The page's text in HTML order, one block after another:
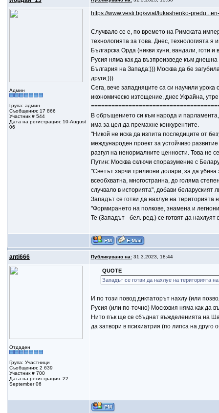
Админ
Група: админ
Съобщения: 17 866
Участник # 544
Дата на регистрация: 10-August
06
https://www.vesti.bg/sviat/lukashenko-
Случвало се е, по времето на Римската
технологията за това. Днес, технологията
Българска Орда (никви хуни, вандали, готи
Русия няма как да възпроизведе към
България на Запада:))) Москва да бе
други;)))
Сега, вече западняците са си научили
икономическо изтощение, днес Украйна,
В обръщението си към народа и
има за цел да премахне конкурентите.
"Никой не иска да изпита последиците от
международен проект за устойчиво
разгул на ненормалните ценности. Това не
Путин: Москва сключи споразумение с
"Светът харчи трилиони долари, за да
всеобхватна, многостранна, до голяма
случвало в историята", добави беларуският
Западът се готви да нахлуе на
"Формирането на полкове, знамена и
Те (Западът - бел. ред.) се готвят да
anti666 Публикувано на:31.3.2023, 18:44
Отдаден
Група: Участници
Съобщения: 2 639
Участник # 700
Дата на регистрация: 22-
September 06
QUOTE
Западът се готви да нахлуе на територията
И по този повод диктаторът нахлу (или
Русия (или по-точно) Московия няма как да
Нито пък ще се сбъднат въжделенията на
да затвори в психиатрия (по липса на друго